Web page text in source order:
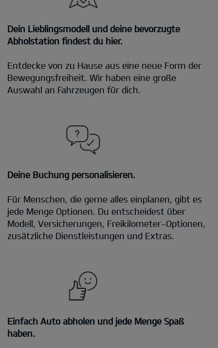
Dein Lieblingsmodell und deine bevorzugte
Abholstation findest du hier.
Entdecke von zu Hause aus eine neue Form der
Bewegungsfreiheit. Wir haben eine große
Auswahl an Fahrzeugen für dich.
Deine Buchung personalisieren.
Für Menschen, die gerne alles einplanen, gibt es
jede Menge Optionen. Du entscheidest über
Modell, Versicherungen, Freikilometer-Optionen,
zusätzliche Dienstleistungen und Extras.
Einfach Auto abholen und jede Menge Spaß
haben.